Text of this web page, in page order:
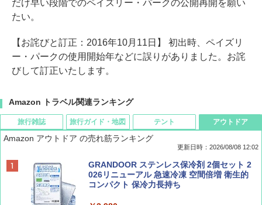
だけ早い段階でのペイズリー・パークの公開再開を願い
たい。
【お詫びと訂正：2016年10月11日】 初出時、ペイズリ
ー・パークの使用開始年などに誤りがありました。お詫
びして訂正いたします。
Amazon トラベル関連ランキング
旅行雑誌
BE-PAL(ビ-パル) 2026年 9 月号【特別付録:
SOTO ミニマル"旅"財布 ランダム2種】
旅行ガイド・地図
D40 地球の歩き方 チェンマイ タイ北部の魅
力的な町 2026～2027 地球の歩き方D アジア
テント
[キャンパーズコレクション 山善] ポップアッ
プテント 傘みたいに広げて畳める パッとサ
ッとサンシェード キューブ フルクローズ メ
アウトドア
Amazon アウトドア の売れ筋ランキング
更新日時：2026/08/08 12:02
GRANDOOR ステンレス保冷剤 2個セット 2
026リニューアル 急速冷凍 空間倍増 衛生的
コンパクト 保冷力長持ち